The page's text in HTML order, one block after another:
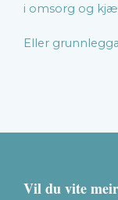
i omsorg og
Eller
Vil du vite